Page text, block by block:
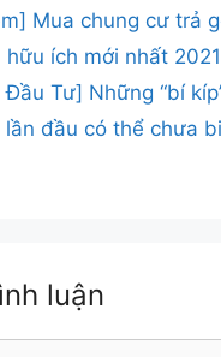
Mua chung cư trả
ích mới nhất 2021
Đầu Tư] Những “bí
lần đầu có thể chưa
luận